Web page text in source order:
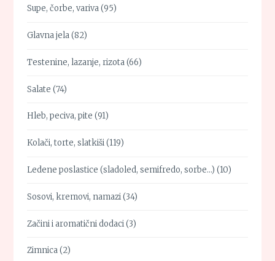
Supe, čorbe, variva(95)
Glavna jela(82)
Testenine, lazanje, rizota(66)
Salate (74)
Hleb, peciva, pite (91)
Kolači, torte, slatkiši(119)
Ledene poslastice (sladoled, semifredo, sorbe…) (10)
Sosovi, kremovi, namazi(34)
Začini i aromatični dodaci(3)
Zimnica(2)